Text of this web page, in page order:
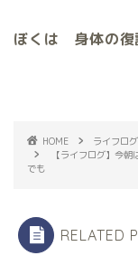
ぼくは 身体の復
HOME
ライフログ
【ライフログ】今
でも
RELATED